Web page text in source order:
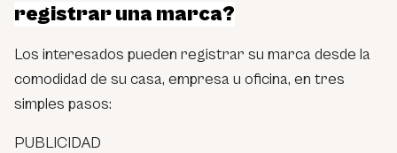
registrar una marca?
Los interesados pueden registrar su marca desde la
comodidad de su casa, empresa u oficina, en tres
simples pasos:
PUBLICIDAD